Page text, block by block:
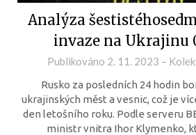
Analýza
invaze na Ukrajinu
Publikováno 2. 11. 2023 –
Rusko za posledních 24 hodin
ukrajinských měst a vesnic, což je
den letošního roku. Podle serveru
ministr vnitra Ihor Klymenko,